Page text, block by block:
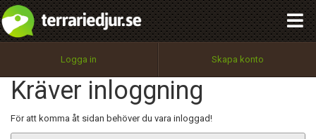
Logga in Skapa konto
Kräver inloggning
För att komma åt sidan behöver du vara inloggad!
Utför
100%
OK
integritetspolicy
Namn:
Epost:
Begär nytt lösenord
Tillbaka till förstasidan